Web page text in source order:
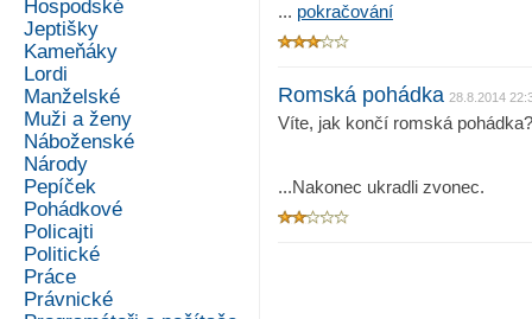
Hospodské
Jeptišky
Kameňáky
Lordi
Manželské
Muži a ženy
Náboženské
Národy
Pepíček
Pohádkové
Policajti
Politické
Práce
Právnické
... pokračování
Romská pohádka 28.8.2014
Víte, jak končí romská pohádka?
...Nakonec ukradli zvonec.